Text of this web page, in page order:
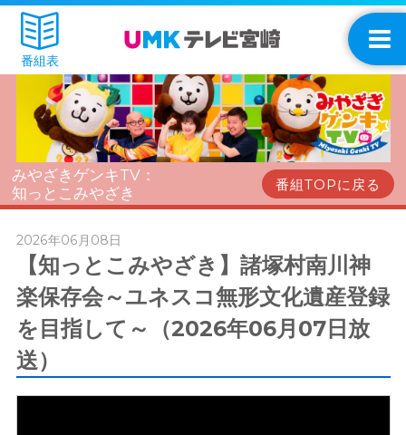
番組表
みやざきゲンキTV：
知っとこみやざき
番組TOPに戻る
2026年06月08日
【知っとこみやざき】諸塚村南川神
楽保存会～ユネスコ無形文化遺産登録
を目指して～（2026年06月07日放
送）